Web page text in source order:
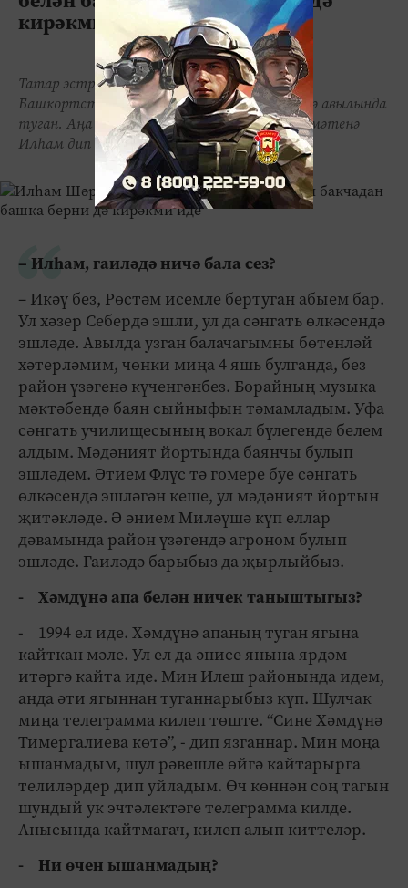
кирәкми иде"
Татар эстрадасы җырчысы Илһам Шәриф
Башкортстанның Борай районы Сәет-Көрҗә авылында
туган. Аңа бөек җырчы Илһам Шакиров хөрмәтенә
Илһам дип исем кушканнар.
– Илһам, гаиләдә ничә бала сез?
– Икәү без, Рөстәм исемле бертуган абыем бар.
Ул хәзер Себердә эшли, ул да сәнгать өлкәсендә
эшләде. Авылда узган балачагымны бөтенләй
хәтерләмим, чөнки миңа 4 яшь булганда, без
район үзәгенә күченгәнбез. Борайның музыка
мәктәбендә баян сыйныфын тәмамладым. Уфа
сәнгать училищесының вокал бүлегендә белем
алдым. Мәдәният йортында баянчы булып
эшләдем. Әтием Флүс тә гомере буе сәнгать
өлкәсендә эшләгән кеше, ул мәдәният йортын
җитәкләде. Ә әнием Миләүшә күп еллар
дәвамында район үзәгендә агроном булып
эшләде. Гаиләдә барыбыз да җырлыйбыз.
- Хәмдүнә апа белән ничек таныштыгыз?
- 1994 ел иде. Хәмдүнә апаның туган ягына
кайткан мәле. Ул ел да әнисе янына ярдәм
итәргә кайта иде. Мин Илеш районында идем,
анда әти ягыннан туганнарыбыз күп. Шулчак
миңа телеграмма килеп төште. “Сине Хәмдүнә
Тимергалиева көтә”, - дип язганнар. Мин моңа
ышанмадым, шул рәвешле өйгә кайтарырга
телиләрдер дип уйладым. Өч көннән соң тагын
шундый ук эчтәлектәге телеграмма килде.
Анысында кайтмагач, килеп алып киттеләр.
- Ни өчен ышанмадың?